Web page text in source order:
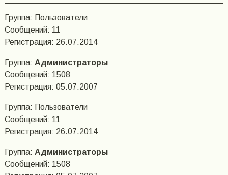
Группа: Пользователи
Сообщений: 11
Регистрация: 26.07.2014
Группа: Администраторы
Сообщений: 1508
Регистрация: 05.07.2007
Группа: Пользователи
Сообщений: 11
Регистрация: 26.07.2014
Группа: Администраторы
Сообщений: 1508